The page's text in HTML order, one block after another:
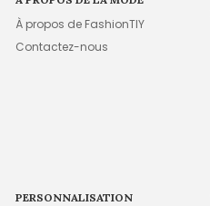
À propos de FashionTIY
Contactez-nous
PERSONNALISATION